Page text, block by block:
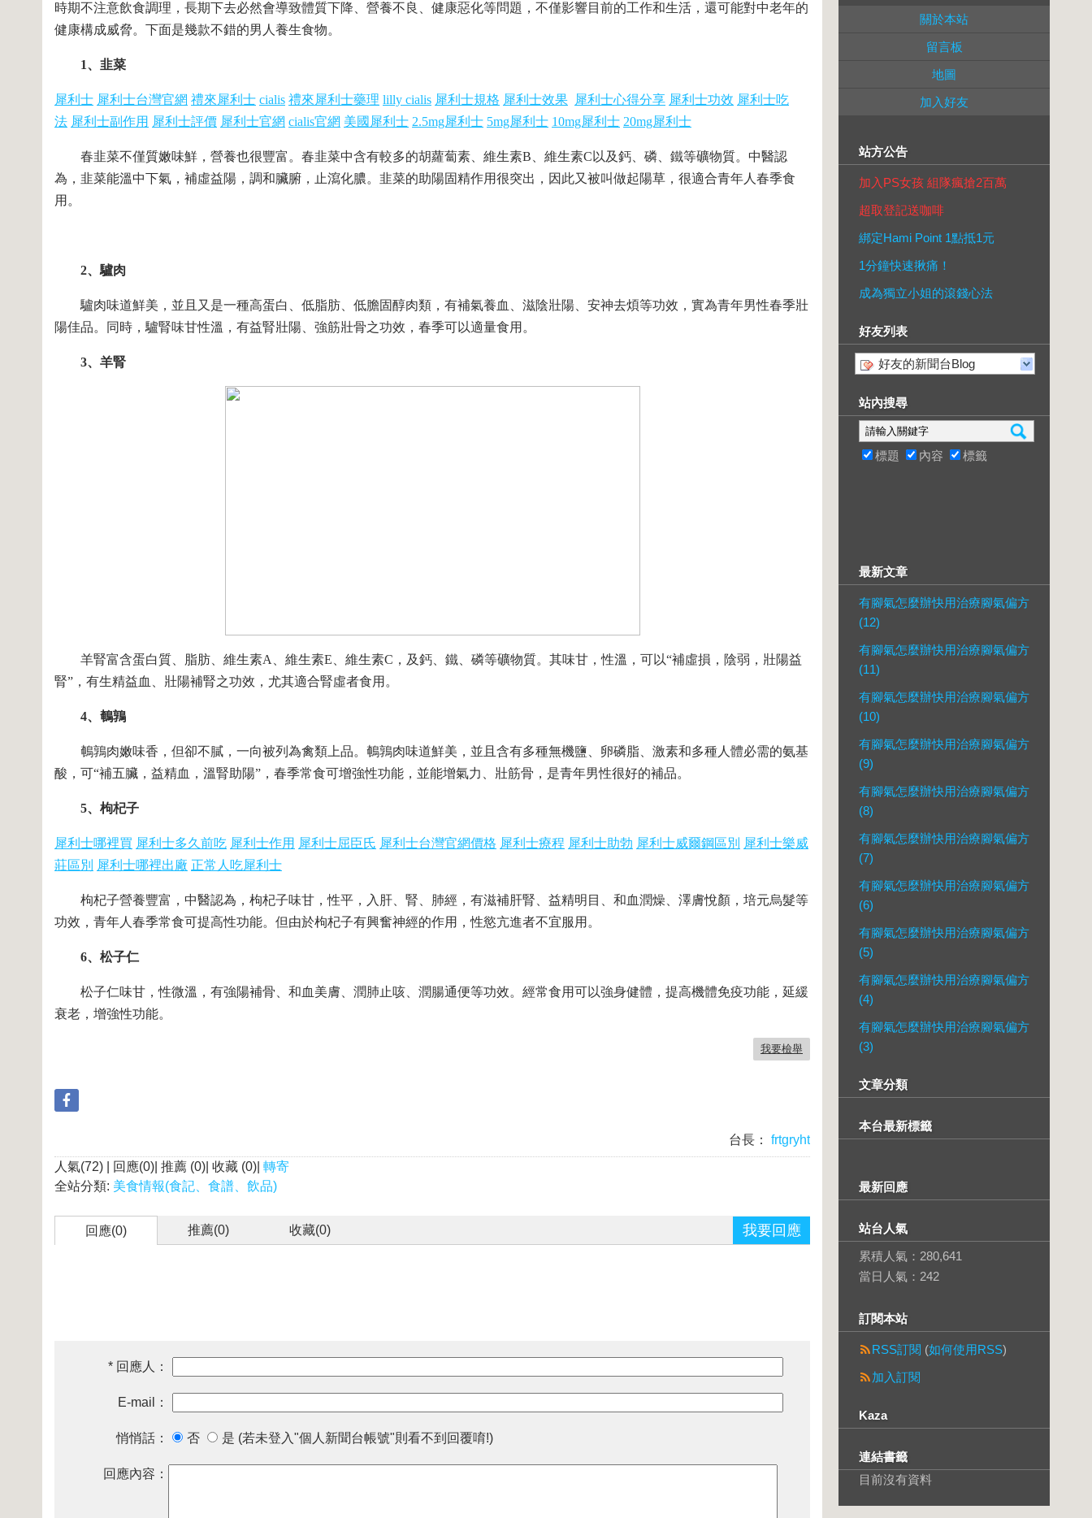
時期不注意飲食調理，長期下去必然會導致體質下降、營養不良、健康惡化等問題，不僅影響目前的工作和生活，還可能對中老年的
健康構成威脅。下面是幾款不錯的男人養生食物。
1、韭菜
犀利士 犀利士台灣官網 禮來犀利士 cialis 禮來犀利士藥理 lilly cialis 犀利士規格 犀利士效果 犀利士心得分享 犀利士功效 犀利士吃
法 犀利士副作用 犀利士評價 犀利士官網 cialis官網 美國犀利士 2.5mg犀利士 5mg犀利士 10mg犀利士 20mg犀利士
春韭菜不僅質嫩味鮮，營養也很豐富。春韭菜中含有較多的胡蘿蔔素、維生素B、維生素C以及鈣、磷、鐵等礦物質。中醫認
為，韭菜能溫中下氣，補虛益陽，調和臟腑，止瀉化膿。韭菜的助陽固精作用很突出，因此又被叫做起陽草，很適合青年人春季食
用。
2、驢肉
驢肉味道鮮美，並且又是一種高蛋白、低脂肪、低膽固醇肉類，有補氣養血、滋陰壯陽、安神去煩等功效，實為青年男性春季壯
陽佳品。同時，驢腎味甘性溫，有益腎壯陽、強筋壯骨之功效，春季可以適量食用。
3、羊腎
羊腎富含蛋白質、脂肪、維生素A、維生素E、維生素C，及鈣、鐵、磷等礦物質。其味甘，性溫，可以“補虛損，陰弱，壯陽益
腎”，有生精益血、壯陽補腎之功效，尤其適合腎虛者食用。
4、鵪鶉
鵪鶉肉嫩味香，但卻不膩，一向被列為禽類上品。鵪鶉肉味道鮮美，並且含有多種無機鹽、卵磷脂、激素和多種人體必需的氨基
酸，可“補五臟，益精血，溫腎助陽”，春季常食可增強性功能，並能增氣力、壯筋骨，是青年男性很好的補品。
5、枸杞子
犀利士哪裡買 犀利士多久前吃 犀利士作用 犀利士屈臣氏 犀利士台灣官網價格 犀利士療程 犀利士助勃 犀利士威爾鋼區別 犀利士樂威
莊區別 犀利士哪裡出廠 正常人吃犀利士
枸杞子營養豐富，中醫認為，枸杞子味甘，性平，入肝、腎、肺經，有滋補肝腎、益精明目、和血潤燥、澤膚悅顏，培元烏髮等
功效，青年人春季常食可提高性功能。但由於枸杞子有興奮神經的作用，性慾亢進者不宜服用。
6、松子仁
松子仁味甘，性微溫，有強陽補骨、和血美膚、潤肺止咳、潤腸通便等功效。經常食用可以強身健體，提高機體免疫功能，延緩
衰老，增強性功能。
我要檢舉
台長：
frtgryht
人氣(72) | 回應(0)| 推薦 (0)| 收藏 (0)| 轉寄
全站分類: 美食情報(食記、食譜、飲品)
回應(0) 推薦(0) 收藏(0) 我要回應
* 回應人：
E-mail：
悄悄話： 否 是 (若未登入"個人新聞台帳號"則看不到回覆唷!)
回應內容：
關於本站
留言板
地圖
加入好友
站方公告
加入PS女孩 組隊瘋搶2百萬
超取登記送咖啡
綁定Hami Point 1點抵1元
1分鐘快速揪痛！
成為獨立小姐的滾錢心法
好友列表
好友的新聞台Blog
站內搜尋
標題 內容 標籤
最新文章
有腳氣怎麼辦快用治療腳氣偏方
(12)
有腳氣怎麼辦快用治療腳氣偏方
(11)
有腳氣怎麼辦快用治療腳氣偏方
(10)
有腳氣怎麼辦快用治療腳氣偏方
(9)
有腳氣怎麼辦快用治療腳氣偏方
(8)
有腳氣怎麼辦快用治療腳氣偏方
(7)
有腳氣怎麼辦快用治療腳氣偏方
(6)
有腳氣怎麼辦快用治療腳氣偏方
(5)
有腳氣怎麼辦快用治療腳氣偏方
(4)
有腳氣怎麼辦快用治療腳氣偏方
(3)
文章分類
本台最新標籤
最新回應
站台人氣
累積人氣： 280,641
當日人氣： 242
訂閱本站
RSS訂閱 (如何使用RSS)
加入訂閱
Kaza
連結書籤
目前沒有資料